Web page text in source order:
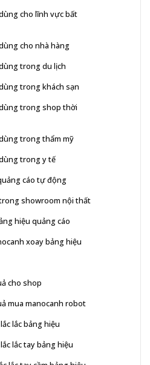
cho lĩnh vực bất
cho nhà hàng
trong du lịch
trong khách sạn
trong shop thời
trong thẩm mỹ
trong y tế
cáo tự động
showroom nội thất
hiệu quảng cáo
xoay bảng hiệu
cho shop
mua manocanh robot
lắc bảng hiệu
lắc tay bảng hiệu